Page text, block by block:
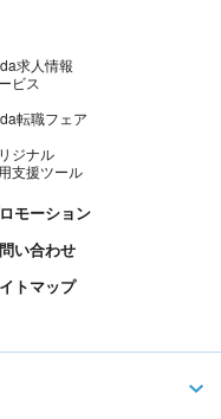
求人情報
ビス
転職フェア
ジナル
支援ツール
モーション
い合わせ
トマップ